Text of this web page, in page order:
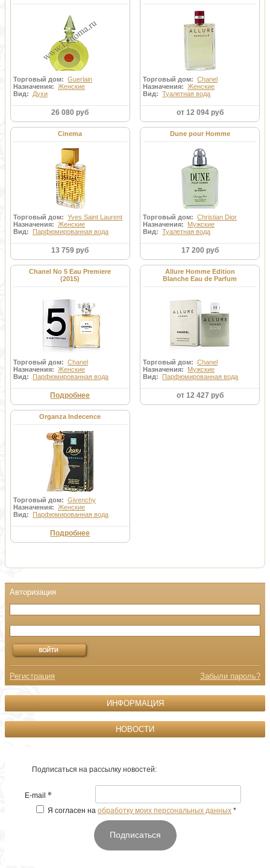
Торговый дом: Guerlain
Назначения: Женские
Вид: Духи
26 080 руб
Торговый дом:Chanel
Назначения:Женские
Вид:Туалетная вода
от 12 094 руб
Cinema
Торговый дом: Yves Saint Laurent
Назначения: Женские
Вид: Парфюмированная вода
13 759 руб
Dune pour Homme
Торговый дом:Christian Dior
Назначения: Мужские
Вид:Туалетная вода
17 200 руб
Chanel No 5 Eau Premiere
(2015)
Торговый дом: Chanel
Назначения: Женские
Вид: Парфюмированная вода
Подробнее
Allure Homme Edition
Blanche Eau de Parfum
Торговый дом:Chanel
Назначения: Мужские
Вид: Парфюмированная вода
от 12 427 руб
Organza Indecence
Торговый дом: Givenchy
Назначения: Женские
Вид: Парфюмированная вода
Подробнее
Регистрация Забыли пароль?
ИНФОРМАЦИЯ
НОВОСТИ
Подписаться на рассылку новостей:
E-mail *
Я согласен на обработку моих персональных данных *
Подписаться